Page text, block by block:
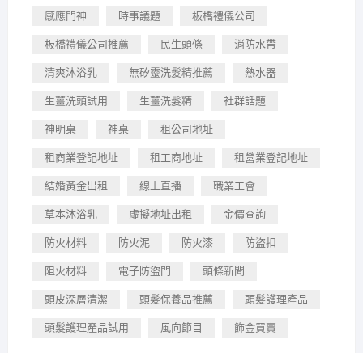
感應門神 時事議題 板橋禮儀公司
板橋禮儀公司推薦 民生頭條 消防水帶
清爽沐浴乳 無矽靈洗髮精推薦 熱水器
生薑洗頭試用 生薑洗髮精 社群話題
神明桌 神桌 租公司地址
租商業登記地址 租工商地址 租營業登記地址
結婚黃金出租 線上直播 職業工會
草本沐浴乳 虛擬地址出租 金價查詢
防火材料 防火泥 防火漆 防盜扣
阻火材料 電子防盜門 頭條新聞
頭皮深層清潔 頭髮保養品推薦 頭髮護理產品
頭髮護理產品試用 風向節目 飾金買賣